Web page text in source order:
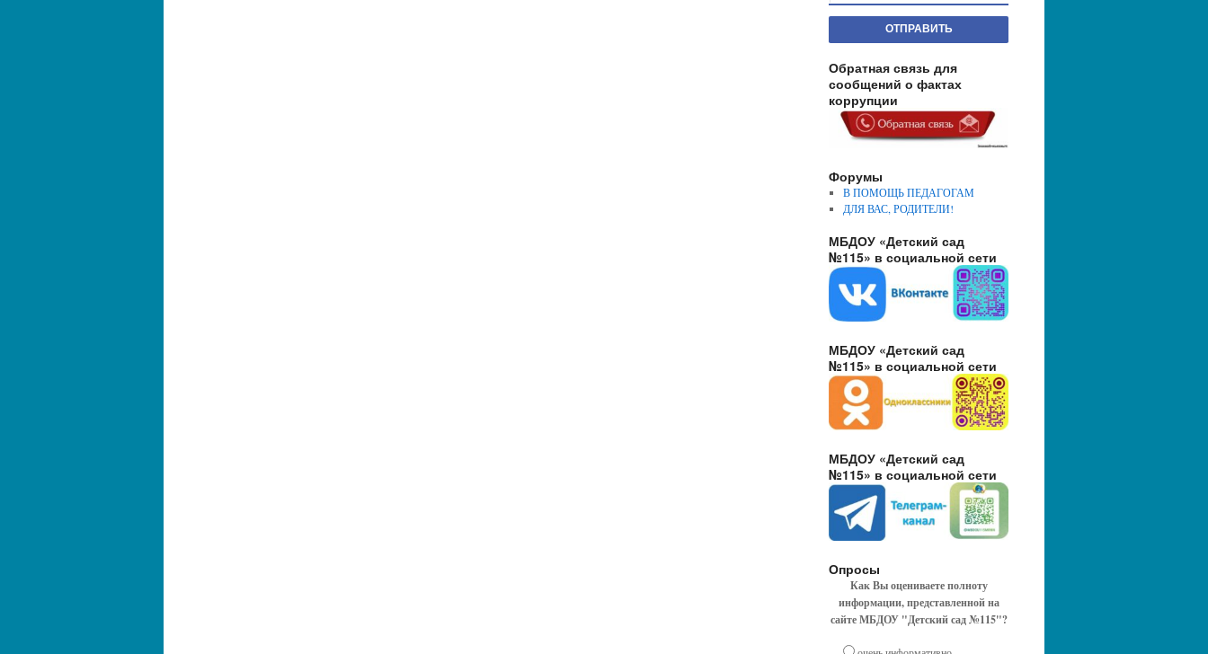
ОТПРАВИТЬ
Обратная связь для
сообщений о фактах
коррупции
Форумы
В ПОМОЩЬ ПЕДАГОГАМ
ДЛЯ ВАС, РОДИТЕЛИ!
МБДОУ «Детский сад
№115» в социальной сети
МБДОУ «Детский сад
№115» в социальной сети
МБДОУ «Детский сад
№115» в социальной сети
Опросы
Как Вы оцениваете полноту
информации, представленной на
сайте МБДОУ "Детский сад №115"?